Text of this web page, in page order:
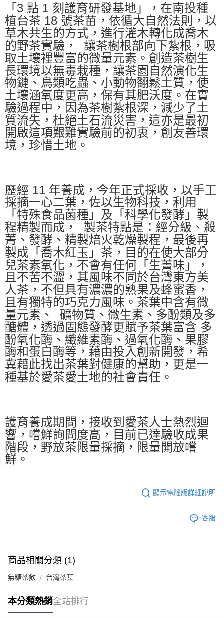
「3 點 1 刻護育研發基地」，在南投種
植台茶 18 號茶苗，依循大自然法則，以
草木共生的方式，進行灌木轉化成喬木
的野茶實驗， 讓茶樹根部向下紮根，吸
取土壤裡豐富的微量元素。創造茶樹生
長環境以無毒栽種，讓茶園自然演化生
物鏈、鳥類吃蟲、小動物翻鬆土質，使
土壤涵氧度更高，保有其肥沃度。在實
驗過程中，因為茶樹紮根深，減少了土
質流失，杜絕土石流災害，這亦是最初
開啟這項艱難實驗前的初衷，創友善環
境，珍惜土地。
歷經 11 年養成，今年正式採收，以手工
採摘一心二葉，佐以生物科技，利用
「特殊食品菌種」及「科學化發酵」製
程精製而成， 製茶特點是：經分級、殺
菁、發酵、精製焙火乾燥製程，最後再
製成「喬木紅玉」茶，目的在使大部分
兒茶素氧化，不會有任何「生菁味」，
且不苦不澀，其風味不同於台灣東方美
人茶，不但具有濃濃的熟果及蜂蜜香，
且有獨特的巧克力風味。茶葉中含有微
量元素、 礦物質、微生素、多酚類及多
醣體，透過固態發酵更賦予茶葉富含 多
酚氧化酶、纖維素酶、過氧化酶、果膠
酶和蛋白酶等，藉由投入創新開發，希
冀藉此找出茶葉對健康的幫助，更是一
種基於愛茶愛土地的社會責任。
護育養成期間，接收到愛茶人士熱烈迴
響，嚐鮮詢問度高，目前已達驗收成果
階段，野放茶限量採摘，限量開放嚐
鮮。
顯示電腦版詳細說明
客服
商品相關分類 (1)
無糖茶飲 台灣茶葉
本分類熱銷全站排行